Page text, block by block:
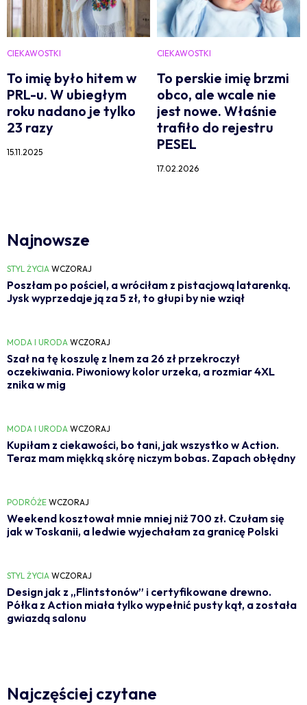
CIEKAWOSTKI
To imię było hitem w
PRL-u. W ubiegłym
roku nadano je tylko
23 razy
15.11.2025
CIEKAWOSTKI
To perskie imię brzmi
obco, ale wcale nie
jest nowe. Właśnie
trafiło do rejestru
PESEL
17.02.2026
Najnowsze
STYL ŻYCIA WCZORAJ
Poszłam po pościel, a wróciłam z pistacjową latarenką.
Jysk wyprzedaje ją za 5 zł, to głupi by nie wziął
MODA I URODA WCZORAJ
Szał na tę koszulę z lnem za 26 zł przekroczył
oczekiwania. Piwoniowy kolor urzeka, a rozmiar 4XL
znika w mig
MODA I URODA WCZORAJ
Kupiłam z ciekawości, bo tani, jak wszystko w Action.
Teraz mam miękką skórę niczym bobas. Zapach obłędny
PODRÓŻE WCZORAJ
Weekend kosztował mnie mniej niż 700 zł. Czułam się
jak w Toskanii, a ledwie wyjechałam za granicę Polski
STYL ŻYCIA WCZORAJ
Design jak z „Flintstonów” i certyfikowane drewno.
Półka z Action miała tylko wypełnić pusty kąt, a została
gwiazdą salonu
Najczęściej czytane